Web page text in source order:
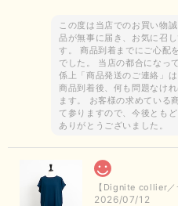
この度は当店でのお買い物
品が無事に届き、お気に召
す。 商品到着までにご心配
でした。 当店の都合になっ
係上「商品発送のご連絡」
商品到着後、何も問題なけ
ます。 お客様の求めている
て参りますので、今後とも
ありがとうございました。
2026/07/12